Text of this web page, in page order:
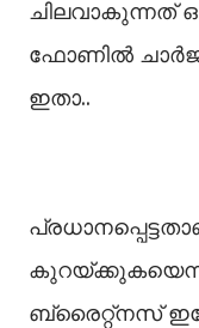
ചിലവാകുന്നത്
ഫോണിൽ ചാർജ്
ഇതാ..
ബ്രൈറ്റ്‌നസ്